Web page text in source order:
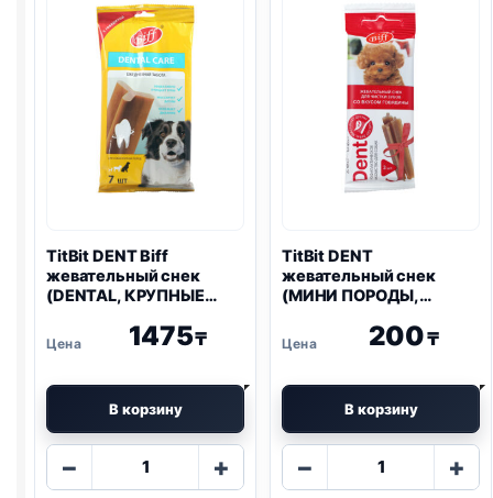
TitBit DENT Biff
жевательный снек
(DENTAL, КРУПНЫЕ
270г
1475₸
В корзину
−
Количество
+
TitBit DENT
жевательный снек
(МИНИ ПОРОДЫ,
200₸
В корзину
−
Количество
+